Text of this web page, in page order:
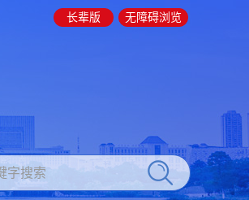
长辈版 无障碍浏览